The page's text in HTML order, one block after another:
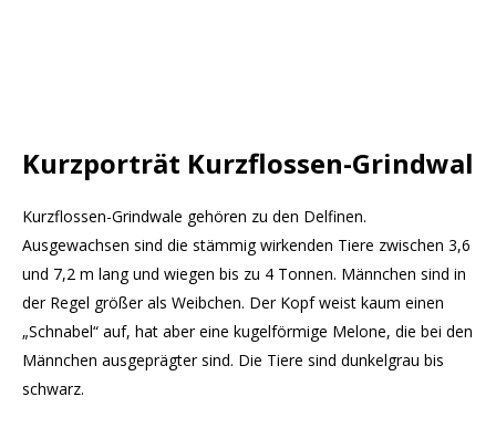
Kurzporträt Kurzflossen-Grindwal
Kurzflossen-Grindwale gehören zu den Delfinen.
Ausgewachsen sind die stämmig wirkenden Tiere zwischen 3,6
und 7,2 m lang und wiegen bis zu 4 Tonnen. Männchen sind in
der Regel größer als Weibchen. Der Kopf weist kaum einen
„Schnabel“ auf, hat aber eine kugelförmige Melone, die bei den
Männchen ausgeprägter sind. Die Tiere sind dunkelgrau bis
schwarz.